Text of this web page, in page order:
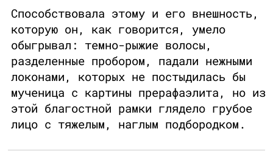
Способствовала этому и его внешность,
которую он, как говорится, умело
обыгрывал: темно-рыжие волосы,
разделенные пробором, падали нежными
локонами, которых не постыдилась бы
мученица с картины прерафаэлита, но из
этой благостной рамки глядело грубое
лицо с тяжелым, наглым подбородком.